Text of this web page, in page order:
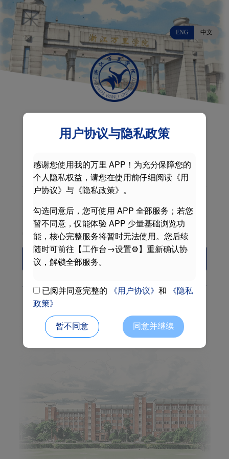
ENG 中文
阅读并同意《用户协议》和《隐私政策》
Activate Forget password 自助服务中心
用户协议与隐私政策
感谢您使用我的万里 APP！为充分保障您的
个人隐私权益，请您在使用前仔细阅读《用
户协议》与《隐私政策》。
勾选同意后，您可使用 APP 全部服务；若您
暂不同意，仅能体验 APP 少量基础浏览功
能，核心完整服务将暂时无法使用。您后续
随时可前往【工作台→设置⚙】重新确认协
议，解锁全部服务。
已阅并同意完整的 《用户协议》 和
《隐私
政策》
暂不同意 同意并继续